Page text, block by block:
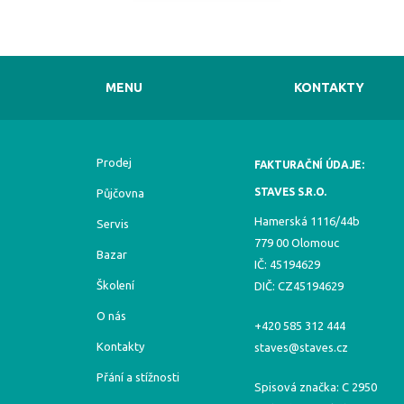
MENU KONTAKTY
Prodej
Půjčovna
Servis
Bazar
Školení
O nás
Kontakty
Přání a stížnosti
FAKTURAČNÍ ÚDAJE:
STAVES S.R.O.
Hamerská 1116/44b
779 00 Olomouc
IČ: 45194629
DIČ: CZ45194629
+420 585 312 444
staves@staves.cz
Spisová značka: C 2950